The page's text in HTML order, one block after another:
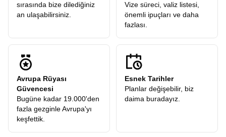
sırasında bize dilediğiniz
an ulaşabilirsiniz.
Vize süreci, valiz listesi,
önemli ipuçları ve daha
fazlası.
Avrupa Rüyası
Güvencesi
Bugüne kadar 19.000'den
fazla gezginle Avrupa'yı
keşfettik.
Esnek Tarihler
Planlar değişebilir, biz
daima buradayız.